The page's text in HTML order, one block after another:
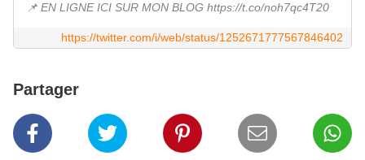
📌 EN LIGNE ICI SUR MON BLOG https://t.co/noh7qc4T20
https://twitter.com/i/web/status/1252671777567846402
Partager